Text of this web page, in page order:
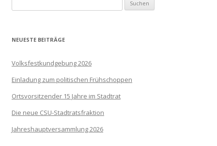
nach:
NEUESTE BEITRÄGE
Volksfestkundgebung 2026
Einladung zum politischen Frühschoppen
Ortsvorsitzender 15 Jahre im Stadtrat
Die neue CSU-Stadtratsfraktion
Jahreshauptversammlung 2026